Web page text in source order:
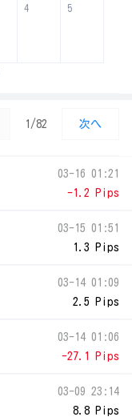
4 5
1/82 次へ
03-16 01:21
-1.2 Pips
03-15 01:51
1.3 Pips
03-14 01:09
2.5 Pips
03-14 01:06
-27.1 Pips
03-09 23:14
8.8 Pips